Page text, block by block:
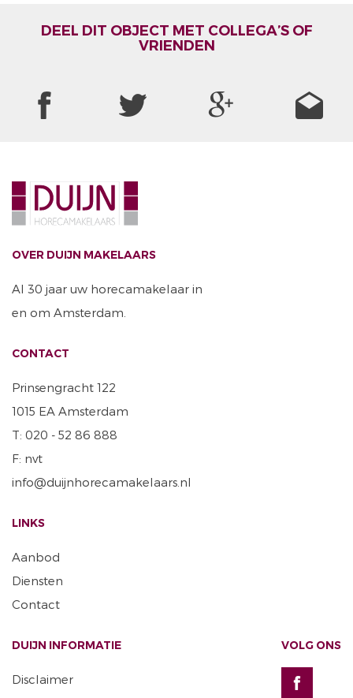
DEEL DIT OBJECT MET COLLEGA’S OF
VRIENDEN
OVER DUIJN MAKELAARS
Al 30 jaar uw horecamakelaar in
en om Amsterdam.
CONTACT
Prinsengracht 122
1015 EA Amsterdam
T: 020 - 52 86 888
F: nvt
info@duijnhorecamakelaars.nl
LINKS
Aanbod
Diensten
Contact
VOLG ONS
DUIJN INFORMATIE
Disclaimer